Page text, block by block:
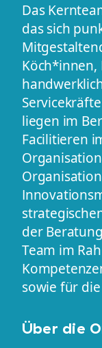
Das
das sich
liegen im
Facilitieren
der
Team im
sowie für
Über die